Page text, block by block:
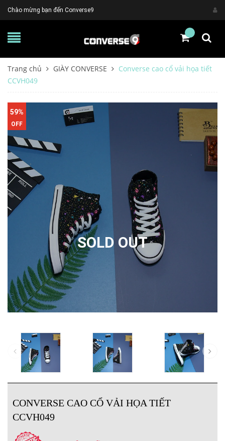
Chào mừng bạn đến Converse9
Trang chủ GIÀY CONVERSE
Converse cao cổ vải họa tiết
CCVH049
SOLD OUT
59%
OFF
CONVERSE CAO CỔ VẢI HỌA TIẾT
CCVH049